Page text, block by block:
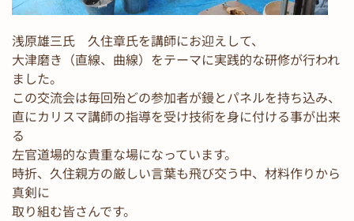
浅原雄三氏 久住章氏を講師にお迎えして、
大津磨き（直線、曲線）をテーマに実践的な研修が行われ
ました。
この交流会は毎回殆どの参加者が鏝とパネルを持ち込み、
直にカリスマ講師の指導を受け技術を身に付ける事が出来
る
左官道場的な貴重な場になっています。
時折、久住親方の厳しい言葉も飛び交う中、材料作りから
真剣に
取り組む皆さんです。